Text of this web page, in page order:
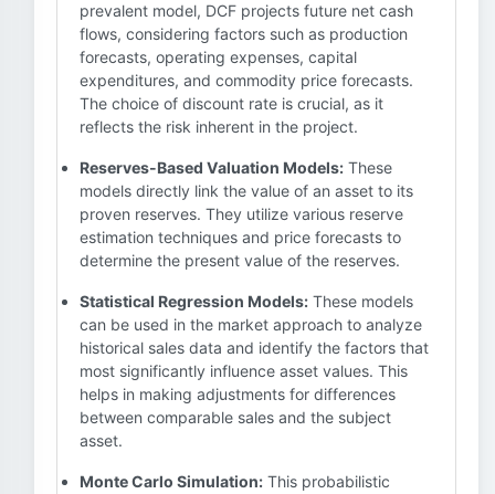
prevalent model, DCF projects future net cash
flows, considering factors such as production
forecasts, operating expenses, capital
expenditures, and commodity price forecasts.
The choice of discount rate is crucial, as it
reflects the risk inherent in the project.
Reserves-Based Valuation Models: These
models directly link the value of an asset to its
proven reserves. They utilize various reserve
estimation techniques and price forecasts to
determine the present value of the reserves.
Statistical Regression Models: These models
can be used in the market approach to analyze
historical sales data and identify the factors that
most significantly influence asset values. This
helps in making adjustments for differences
between comparable sales and the subject
asset.
Monte Carlo Simulation: This probabilistic